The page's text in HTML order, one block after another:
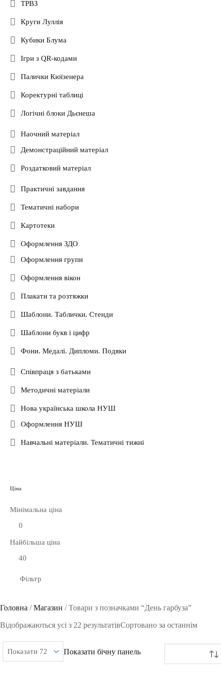
ТРВЗ
Круги Луллія
Кубики Блума
Ігри з QR-кодами
Палички Кюїзенера
Коректурні таблиці
Логічні блоки Дьєнеша
Наочний матеріал
Демонстраційний матеріал
Роздатковий матеріал
Практичні завдання
Тематичні набори
Картотеки
Оформлення ЗДО
Оформлення групи
Оформлення вікон
Плакати та розтяжки
Шаблони. Таблички. Стенди
Шаблони букв і цифр
Фони. Медалі. Дипломи. Подяки
Співпраця з батьками
Методичні матеріали
Нова українська школа НУШ
Оформлення НУШ
Навчальні матеріали. Тематичні тижні
Ціна
Мінімальна ціна
Найбільша ціна
Фільтр
Головна / Магазин / Товари з позначками “День гарбуза”
Відображаються усі з 22 результатівСортовано за останнім
Показати бічну панель